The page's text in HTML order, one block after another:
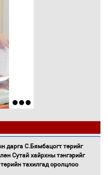
дарга С.Бямбацогт төрийг
Сутай хайрхны тэнгэрийг
төрийн тахилгад оролцлоо